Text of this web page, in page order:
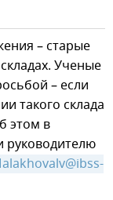
– старые
Ученые
– если
такого склада
этом в
руководителю